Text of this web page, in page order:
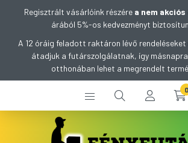
Regisztrált vásárlóink részére a nem akciós
árából 5%-os kedvezményt
A 12 óráig feladott raktáron lévő rendeléseket
átadjuk a futárszolgálatnak, így
otthonában lehet a megrendelt
0